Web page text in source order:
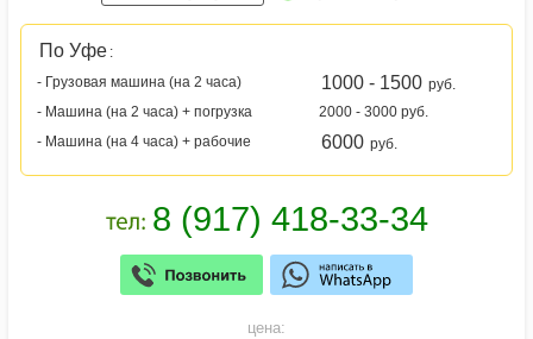
По Уфе :
- Грузовая машина (на 2 часа)
1000 - 1500 руб.
- Машина (на 2 часа) + погрузка
2000 - 3000 руб.
- Машина (на 4 часа) + рабочие
6000 руб.
цена: